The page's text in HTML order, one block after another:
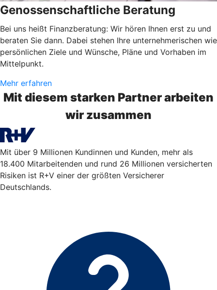
Genossenschaftliche Beratung
Bei uns heißt Finanzberatung: Wir hören Ihnen erst zu und
beraten Sie dann. Dabei stehen Ihre unternehmerischen wie
persönlichen Ziele und Wünsche, Pläne und Vorhaben im
Mittelpunkt.
Mehr erfahren
Mit diesem starken Partner arbeiten
wir zusammen
Mit über 9 Millionen Kundinnen und Kunden, mehr als
18.400 Mitarbeitenden und rund 26 Millionen versicherten
Risiken ist R+V einer der größten Versicherer
Deutschlands.